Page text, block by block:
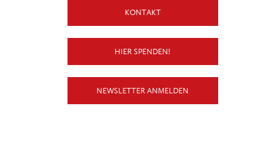
KONTAKT
HIER SPENDEN!
NEWSLETTER ANMELDEN